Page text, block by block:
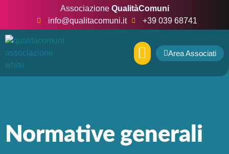
AssociazioneQualitàComuni
info@qualitacomuni.it
+39 039 68741
Area Associati
Normative generali